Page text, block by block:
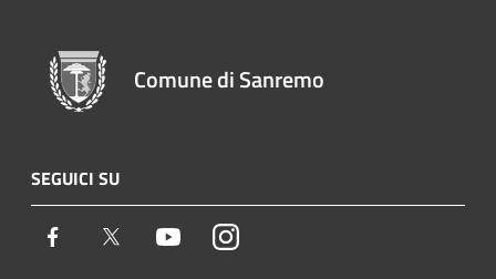
Comune di Sanremo
SEGUICI SU
Facebook Twitter YoutubeInstagram